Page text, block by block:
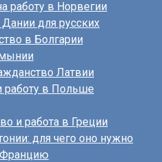
работу в Норвегии
Дании для русских
в Болгарии
Латвии
работу в Польше
и работа в Греции
для чего оно нужно